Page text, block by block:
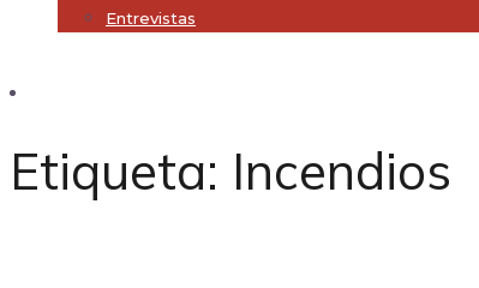
Entrevistas
Etiqueta: Incendios